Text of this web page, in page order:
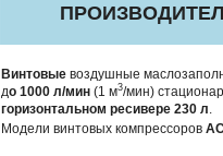
Винтовые воздушные
до 1000 л/мин (1 м3/мин)
горизонтальном ресивере 230 л.
Модели винтовых компрессоров